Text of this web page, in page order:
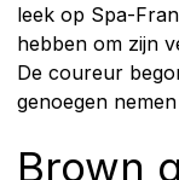
leek op Spa-
hebben om zijn
De coureur
genoegen
Brown